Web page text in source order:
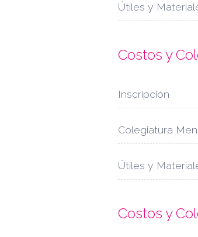
Útiles y
Costos y
Inscripción
Colegiatura
Útiles y
Costos y